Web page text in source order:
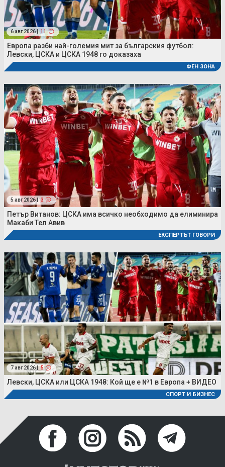
6 авг 2026 | 11
Европа разби най-големия мит за българския футбол:
Левски, ЦСКА и ЦСКА 1948 го доказаха
ФЕН ЗОНА
5 авг 2026 | 3
Петър Витанов: ЦСКА има всичко необходимо да елиминира
Макаби Тел Авив
ЕКСПЕРТЪТ ГОВОРИ
7 авг 2026 | 5
Левски, ЦСКА или ЦСКА 1948: Кой ще е №1 в Европа + ВИДЕО
СПОРТ И БИЗНЕС